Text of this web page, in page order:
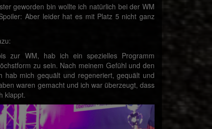
geworden bin wollte ich natürlich bei der WM
Aber leider hat es mit Platz 5 nicht ganz
zur WM, hab ich ein spezielles Programm
zu sein. Nach meinem Gefühl und den
hab mich gequält und regeneriert, gequält und
waren gemacht und ich war überzeugt, dass
klappt.